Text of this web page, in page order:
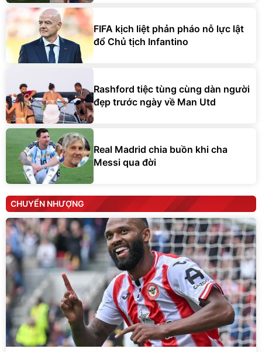
FIFA kịch liệt phản pháo nỗ lực lật
đổ Chủ tịch Infantino
Rashford tiệc tùng cùng dàn người
đẹp trước ngày về Man Utd
Real Madrid chia buồn khi cha
Messi qua đời
CHUYỂN NHƯỢNG